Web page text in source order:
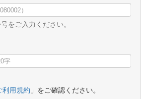
をご入力ください。
利用規約 」をご確認ください。